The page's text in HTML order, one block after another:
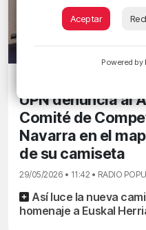
UPN denuncia al
Comité de
Navarra en el
de su camiseta
29/05/2026 • 11:42 • RADIO
Así luce la nueva
homenaje a Euskal
Aceptar
Powered by